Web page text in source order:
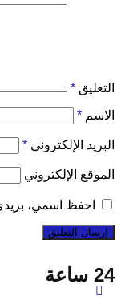
التعليق *
الاسم *
البريد الإلكتروني *
الموقع الإلكتروني
احفظ اسمي،
24 ساعة